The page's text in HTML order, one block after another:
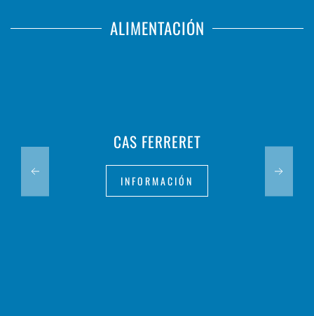
ALIMENTACIÓN
CAS FERRERET
INFORMACIÓN